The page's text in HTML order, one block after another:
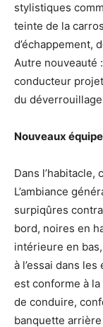
stylistiques
teinte de la
d’échappement,
Autre nouveauté
conducteur
du
Nouveaux
Dans l’habitacle,
L’ambiance
surpiqûres
bord, noires en
intérieure en
à l’essai dans
est conforme à
de conduire,
banquette